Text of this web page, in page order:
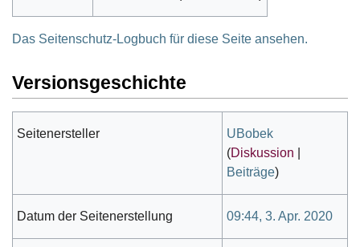
Das Seitenschutz-Logbuch für diese Seite ansehen.
Versionsgeschichte
Seitenersteller
UBobek
(Diskussion
Beiträge)
Datum der Seitenerstellung 09:44, 3. Apr. 2020